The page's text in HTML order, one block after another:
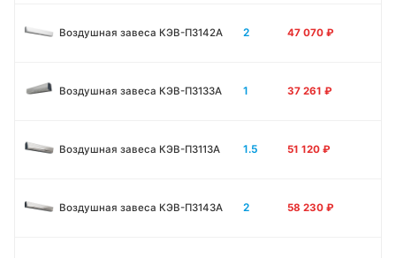
Воздушная завеса КЭВ-П3142A 2 47 070 ₽
Воздушная завеса КЭВ-П3133А 1 37 261 ₽
Воздушная завеса КЭВ-П3113А 1.5 51 120 ₽
Воздушная завеса КЭВ-П3143А 2 58 230 ₽